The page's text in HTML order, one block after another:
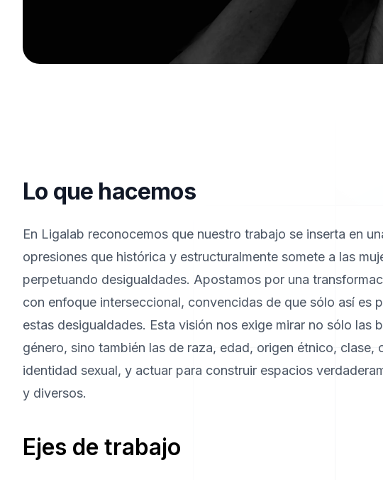
Lo que hacemos
En Ligalab reconocemos que nuestro trabajo se inserta en
opresiones que histórica y estructuralmente somete a las
perpetuando desigualdades. Apostamos por una
con enfoque interseccional, convencidas de que sólo así es
estas desigualdades. Esta visión nos exige mirar no sólo las
género, sino también las de raza, edad, origen étnico, clase,
identidad sexual, y actuar para construir espacios
y diversos.
Ejes de trabajo